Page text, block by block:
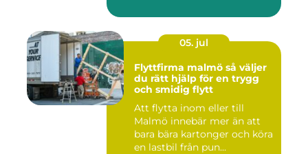
05. jul
Flyttfirma malmö så väljer
du rätt hjälp för en trygg
och smidig flytt
Att flytta inom eller till
Malmö innebär mer än att
bara bära kartonger och köra
en lastbil från pun...